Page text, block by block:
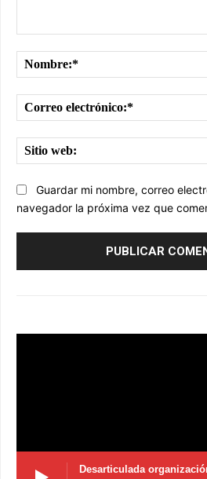
Guardar mi nombre, correo
navegador la próxima vez que
Desarticulada